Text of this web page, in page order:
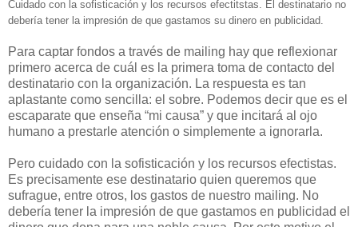
Cuidado con la sofisticación y los recursos efectitstas. El destinatario no
debería tener la impresión de que gastamos su dinero en publicidad.
Para captar fondos a través de mailing hay que reflexionar
primero acerca de cuál es la primera toma de contacto del
destinatario con la organización. La respuesta es tan
aplastante como sencilla: el sobre. Podemos decir que es el
escaparate que enseña “mi causa” y que incitará al ojo
humano a prestarle atención o simplemente a ignorarla.
Pero cuidado con la sofisticación y los recursos efectistas.
Es precisamente ese destinatario quien queremos que
sufrague, entre otros, los gastos de nuestro mailing. No
debería tener la impresión de que gastamos en publicidad el